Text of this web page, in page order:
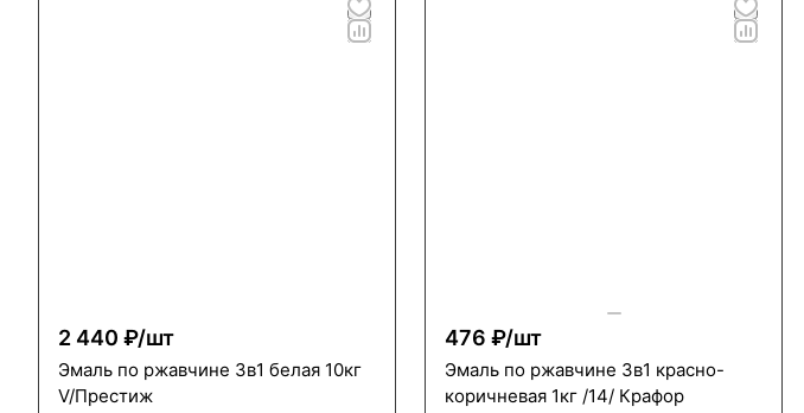
2 440 ₽/шт
Эмаль по ржавчине 3в1 белая 10кг
V/Престиж
476 ₽/шт
Эмаль по ржавчине 3в1 красно-
коричневая 1кг /14/ Крафор